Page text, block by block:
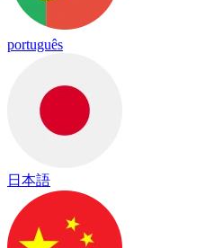
português
日本語